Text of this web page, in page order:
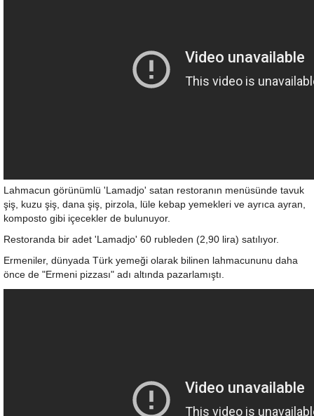
Lahmacun görünümlü 'Lamadjo' satan restoranın menüsünde tavuk
şiş, kuzu şiş, dana şiş, pirzola, lüle kebap yemekleri ve ayrıca ayran,
komposto gibi içecekler de bulunuyor.
Restoranda bir adet 'Lamadjo' 60 rubleden (2,90 lira) satılıyor.
Ermeniler, dünyada Türk yemeği olarak bilinen lahmacununu daha
önce de "Ermeni pizzası" adı altında pazarlamıştı.